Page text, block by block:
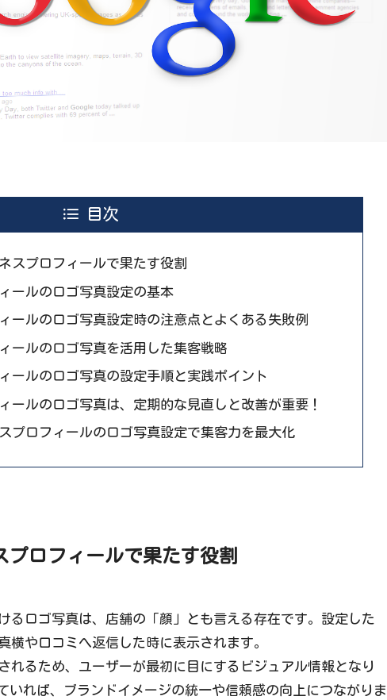
目次
スプロフィールで果たす役割
ールのロゴ写真設定の基本
ールのロゴ写真設定時の注意点とよくある失敗例
ールのロゴ写真を活用した集客戦略
ールのロゴ写真の設定手順と実践ポイント
ールのロゴ写真は、定期的な見直しと改善が重要！
プロフィールのロゴ写真設定で集客力を最大化
プロフィールで果たす役割
るロゴ写真は、店舗の「顔」とも言える存在です。設定した
横や口コミへ返信した時に表示されます。
れるため、ユーザーが最初に目にするビジュアル情報となり
いれば、ブランドイメージの統一や信頼感の向上につながりま